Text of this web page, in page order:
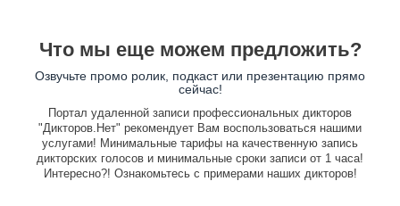
Что мы еще можем предложить?
Озвучьте промо ролик, подкаст или презентацию прямо
сейчас!
Портал удаленной записи профессиональных дикторов
"Дикторов.Нет" рекомендует Вам воспользоваться нашими
услугами! Минимальные тарифы на качественную запись
дикторских голосов и минимальные сроки записи от 1 часа!
Интересно?! Ознакомьтесь с примерами наших дикторов!